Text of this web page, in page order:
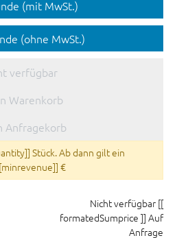
(mit MwSt.)
(ohne MwSt.)
verfügbar
Warenkorb
Anfragekorb
Stück. Ab dann gilt ein
€
Nicht verfügbar [[
formatedSumprice ]] Auf
Anfrage